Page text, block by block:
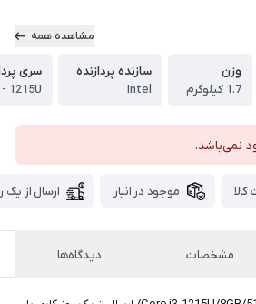
مشاهده همه
وزن
1.7 کیلوگرم
سازنده پردازنده
Intel
سری
1215U
نمی‌باشد.
موجود در انبار ارسال از یک
مشخصات دیدگاه‌ها